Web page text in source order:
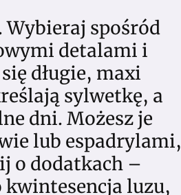
spośród
detalami i
długie, maxi
sylwetkę, a
dni. Możesz je
lub espadrylami,
o dodatkach –
luzu,